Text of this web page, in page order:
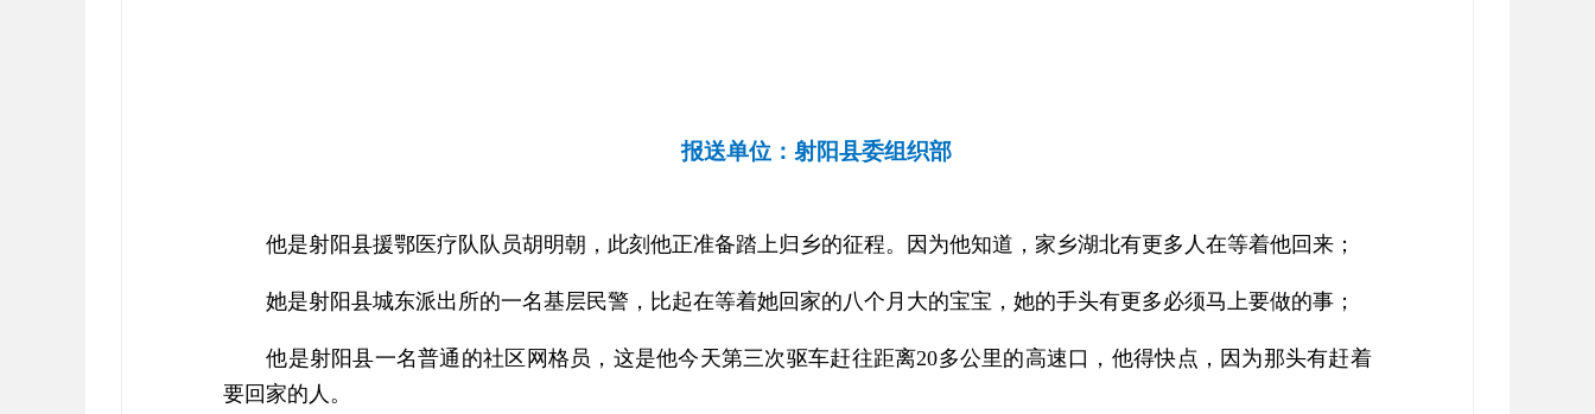
报送单位：射阳县委组织部
他是射阳县援鄂医疗队队员胡明朝，此刻他正准备踏上归乡的征程。因为他知道，家乡湖北有更多人在等着他回来；
她是射阳县城东派出所的一名基层民警，比起在等着她回家的八个月大的宝宝，她的手头有更多必须马上要做的事；
他是射阳县一名普通的社区网格员，这是他今天第三次驱车赶往距离20多公里的高速口，他得快点，因为那头有赶着
要回家的人。